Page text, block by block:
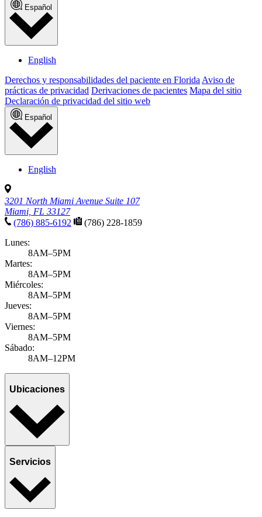
Español
English
Derechos y responsabilidades del paciente en Florida Aviso de
prácticas de privacidad Derivaciones de pacientes Mapa del sitio
Declaración de privacidad del sitio web
Español
English
3201 North Miami Avenue Suite 107
Miami, FL 33127
(786) 885-6192
(786) 228-1859
Lunes:
8AM–5PM
Martes:
8AM–5PM
Miércoles:
8AM–5PM
Jueves:
8AM–5PM
Viernes:
8AM–5PM
Sábado:
8AM–12PM
Ubicaciones
Servicios